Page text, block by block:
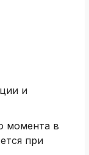
и
момента в
при